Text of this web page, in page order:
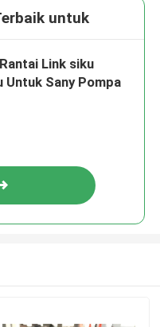
untuk
Link siku
Untuk Sany Pompa